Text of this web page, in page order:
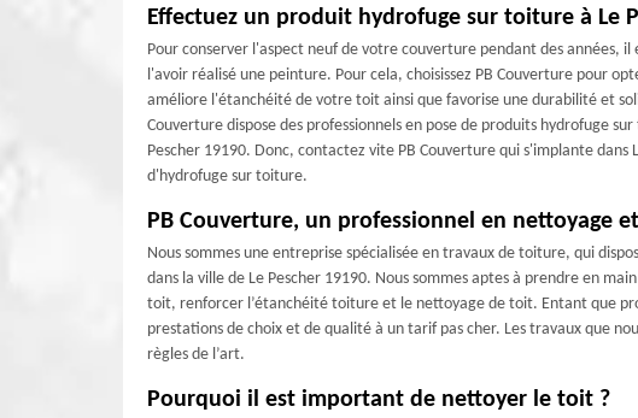
Effectuez un produit hydrofuge sur toiture à Le
Pour conserver l'aspect neuf de votre couverture pendant des années,
l'avoir réalisé une peinture. Pour cela, choisissez PB Couverture pour
améliore l'étanchéité de votre toit ainsi que favorise une durabilité et
Couverture dispose des professionnels en pose de produits hydrofuge
Pescher 19190. Donc, contactez vite PB Couverture qui s'implante
d'hydrofuge sur toiture.
PB Couverture, un professionnel en nettoyage
Nous sommes une entreprise spécialisée en travaux de toiture, qui
dans la ville de Le Pescher 19190. Nous sommes aptes à prendre en
toit, renforcer l’étanchéité toiture et le nettoyage de toit. Entant que
prestations de choix et de qualité à un tarif pas cher. Les travaux que
règles de l’art.
Pourquoi il est important de nettoyer le toit ?